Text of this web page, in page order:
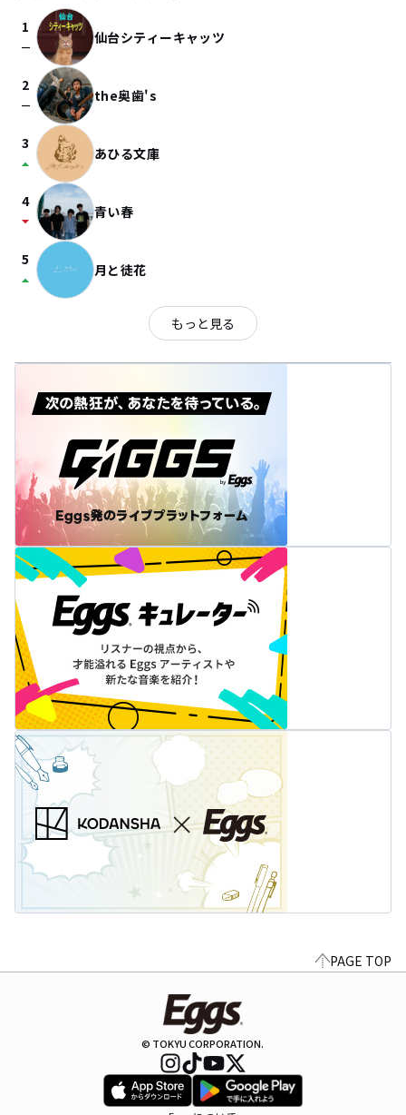
1
check_indeterminate_small 仙台シティーキャッツ
2
check_indeterminate_small the奥歯's
3
arrow_drop_up あひる文庫
4
arrow_drop_down 青い春
5
arrow_drop_up 月と徒花
もっと見る
PAGE TOP
© TOKYU CORPORATION.